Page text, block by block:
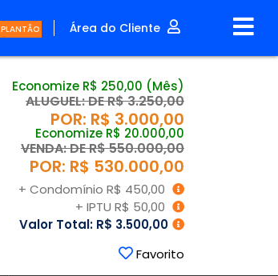
PLANTÃO Área do Cliente
Economize R$ 250,00 (Mês)
ALUGUEL: DE R$ 3.250,00
POR: R$ 3.000,00
Economize R$ 20.000,00
VENDA: DE R$ 550.000,00
POR: R$ 530.000,00
+ Condomínio R$ 450,00
+ IPTU R$ 50,00
Valor Total: R$ 3.500,00
Favorito